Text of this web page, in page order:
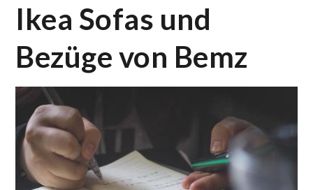
Ikea Sofas und
Bezüge von Bemz